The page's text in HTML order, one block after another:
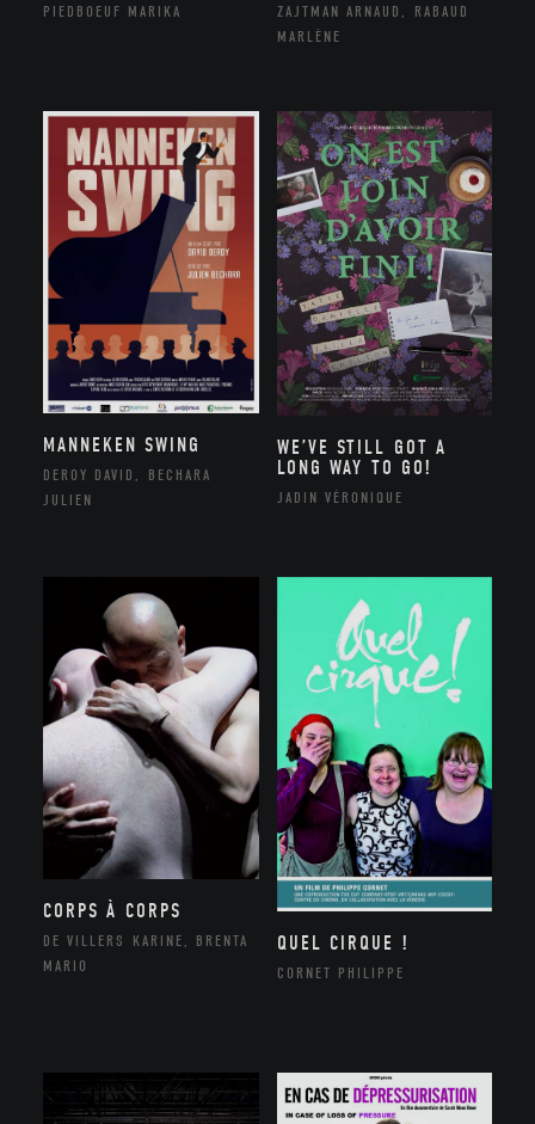
PIEDBOEUF MARIKA
ZAJTMAN ARNAUD, RABAUD
MARLÈNE
MANNEKEN SWING
DEROY DAVID, BECHARA
JULIEN
WE’VE STILL GOT A
LONG WAY TO GO!
JADIN VÉRONIQUE
CORPS À CORPS
DE VILLERS KARINE, BRENTA
MARIO
QUEL CIRQUE !
CORNET PHILIPPE